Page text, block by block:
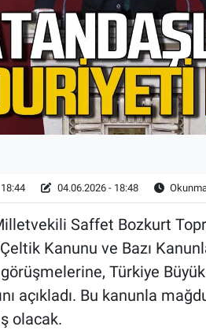
04.06.2026 - 18:48
Saffet Bozkurt
Kanunu ve Bazı
Türkiye
açıkladı. Bu kanunla
olacak.